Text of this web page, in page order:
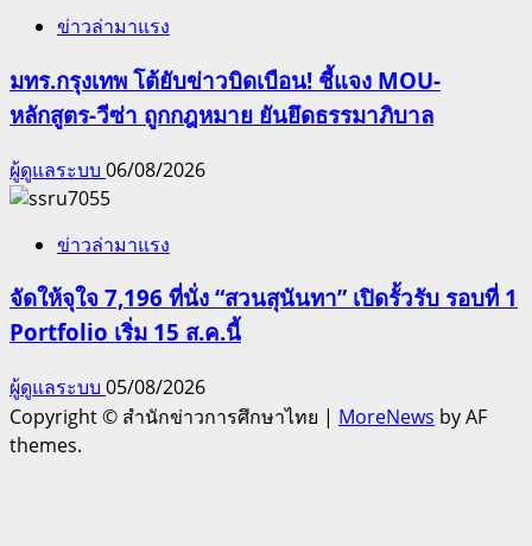
ข่าวล่ามาแรง
มทร.กรุงเทพ โต้ยับข่าวบิดเบือน! ชี้แจง MOU-
หลักสูตร-วีซ่า ถูกกฎหมาย ยันยึดธรรมาภิบาล
ผู้ดูแลระบบ 06/08/2026
ข่าวล่ามาแรง
จัดให้จุใจ 7,196 ที่นั่ง “สวนสุนันทา” เปิดรั้วรับ รอบที่ 1
Portfolio เริ่ม 15 ส.ค.นี้
ผู้ดูแลระบบ 05/08/2026
Copyright © สำนักข่าวการศึกษาไทย | MoreNews by AF
themes.